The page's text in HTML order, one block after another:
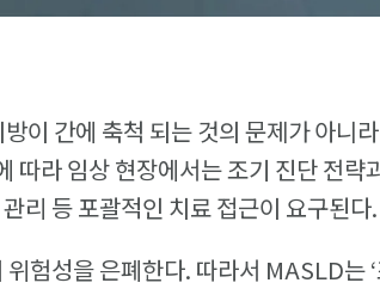
이 간에 축척 되는 것의 문제가 아니
따라 임상 현장에서는 조기 진단 전략
리 등 포괄적인 치료 접근이 요구된다.
험성을 은폐한다. 따라서 MASLD는